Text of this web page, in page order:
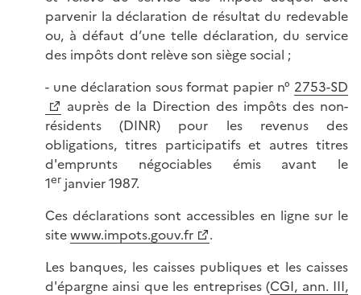
parvenir la déclaration de résultat du redevable
ou, à défaut d’une telle déclaration, du service
des impôts dont relève son siège social ;
- une déclaration sous format papier n° 2753-SD
auprès de la Direction des impôts des non-
résidents (DINR) pour les revenus des
obligations, titres participatifs et autres titres
d'emprunts négociables émis avant le
1er janvier 1987.
Ces déclarations sont accessibles en ligne sur le
sitewww.impots.gouv.fr
.
Les banques, les caisses publiques et les caisses
d'épargne ainsi que les entreprises (CGI, ann. III,